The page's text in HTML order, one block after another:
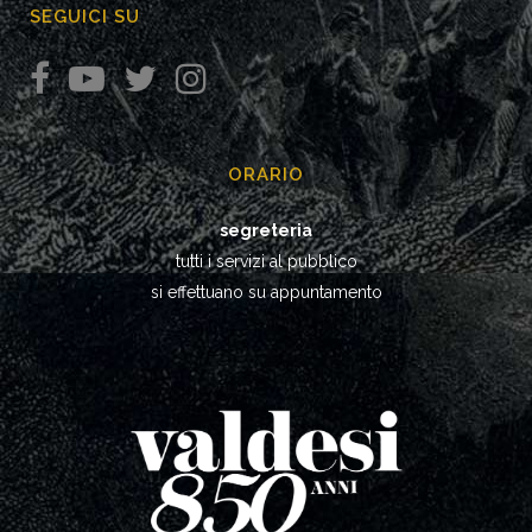
SEGUICI SU
ORARIO
segreteria
tutti i servizi al pubblico
si effettuano su appuntamento